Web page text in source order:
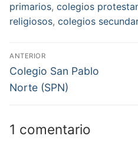
primarios, colegios
religiosos, colegios
Navegación
de
entradas
ANTERIOR
Entrada
anterior:
Colegio San Pablo
Norte (SPN)
1 comentario